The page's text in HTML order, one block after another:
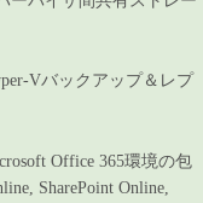
Vバックアップ＆レプ
Office 365環境の包
SharePoint Online,